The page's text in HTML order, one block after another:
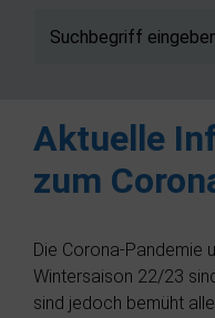
Aktuelle
zum
Die Corona-Pandemie
Wintersaison 22/23
sind jedoch bemüht